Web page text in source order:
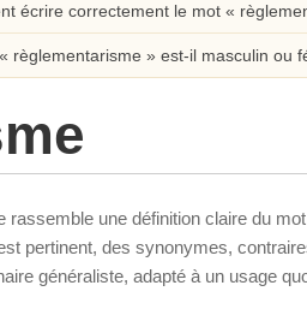
écrire correctement le mot «
règlementarisme » est-il masculin ou
rassemble une définition claire du mot
pertinent, des synonymes,
généraliste, adapté à un usage